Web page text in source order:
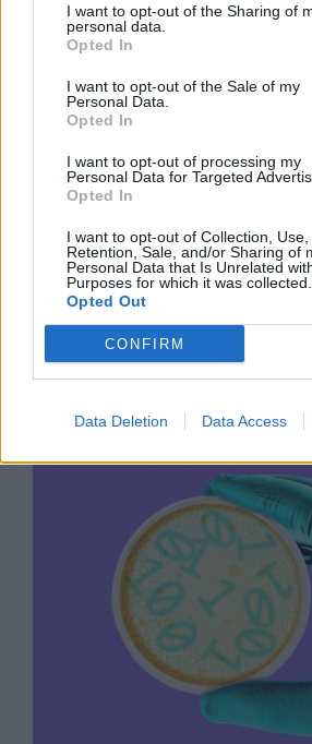
I want to opt-out of the Sharing of
personal data.
Opted In
I want to opt-out of the Sale of my
Personal Data.
Opted In
I want to opt-out of processing my
Personal Data for Targeted
Opted In
I want to opt-out of Collection, Use,
Retention, Sale, and/or Sharing of
Personal Data that Is Unrelated
Purposes for which it was collected.
Opted Out
CONFIRM
Data Deletion Data Access
07.08.2026 / 17:05
Древен храм на почти 900
откриха под кафене за
Полша